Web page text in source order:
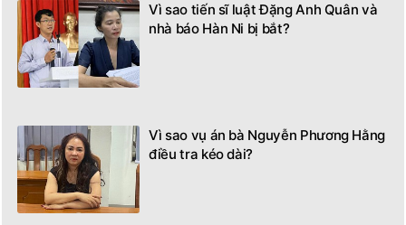
Vì sao tiến sĩ luật Đặng Anh Quân và
nhà báo Hàn Ni bị bắt?
Vì sao vụ án bà Nguyễn Phương Hằng
điều tra kéo dài?